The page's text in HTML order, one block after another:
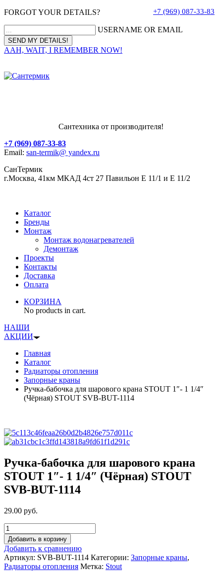
FORGOT YOUR DETAILS?
USERNAME OR EMAIL
AAH, WAIT, I REMEMBER NOW!
+7 (969) 087-33-83
Сантехника от производителя!
+7 (969) 087-33-83
Email: san-termik@ yandex.ru
СанТермик
г.Москва, 41км МКАД 4ст 27 Павильон Е 11/1 и Е 11/2
Каталог
Бренды
Монтаж
Монтаж водонагревателей
Демонтаж
Проекты
Контакты
Доставка
Оплата
КОРЗИНА
No products in cart.
НАШИ
АКЦИИ
Главная
Каталог
Радиаторы отопления
Запорные краны
Ручка-бабочка для шарового крана STOUT 1″- 1 1/4″
(Чёрная) STOUT SVB-BUT-1114
Ручка-бабочка для шарового крана
STOUT 1″- 1 1/4″ (Чёрная) STOUT
SVB-BUT-1114
29.00 руб.
Добавить в корзину
Добавить к сравнению
Артикул: SVB-BUT-1114 Категории: Запорные краны,
Радиаторы отопления Метка: Stout